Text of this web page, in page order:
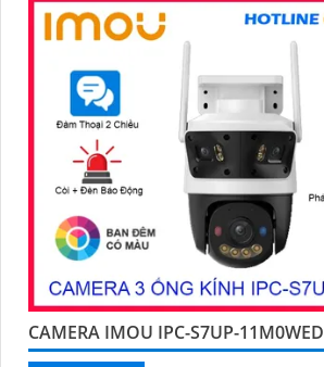
CAMERA IMOU IPC-S7UP-11M0WED